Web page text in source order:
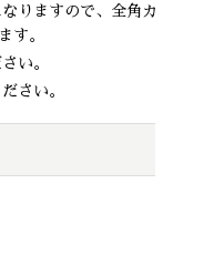
りますので、全角カ
す。
い。
さい。